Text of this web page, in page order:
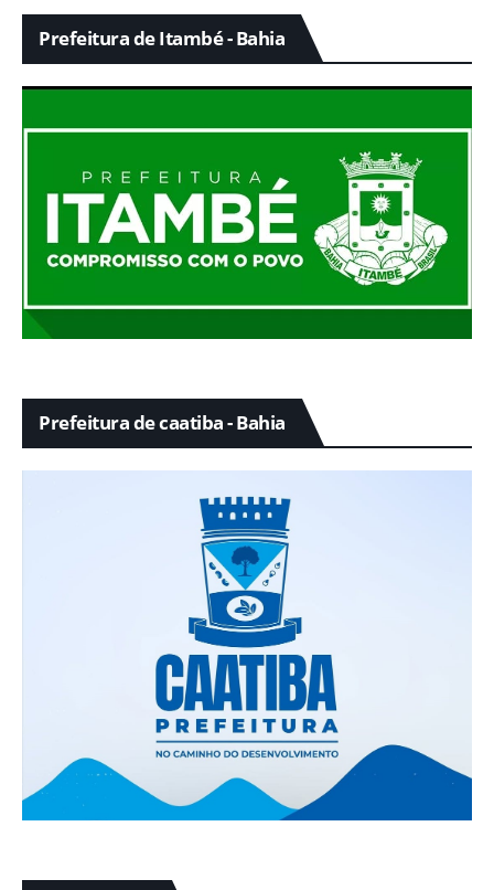
Prefeitura de Itambé - Bahia
Prefeitura de caatiba - Bahia